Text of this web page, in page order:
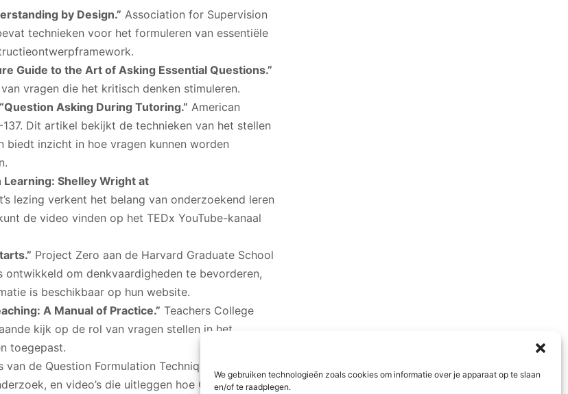
We gebruiken technologieën zoals cookies om informatie over je apparaat op te slaan
en/of te raadplegen.
by Design.” Association for Supervision
technieken voor het formuleren van essentiële
Guide to the Art of Asking Essential Questions.”
vragen die het kritisch denken stimuleren.
Asking During Tutoring.” American
Dit artikel bekijkt de technieken van het stellen
inzicht in hoe vragen kunnen worden
Shelley Wright at
lezing verkent het belang van onderzoekend leren
de video vinden op het TEDx YouTube-kanaal
Project Zero aan de Harvard Graduate School
om denkvaardigheden te bevorderen,
is beschikbaar op hun website.
A Manual of Practice.” Teachers College
kijk op de rol van vragen stellen in het
toegepast.
van de Question Formulation Technique (QFT)
en video’s die uitleggen hoe QFT in